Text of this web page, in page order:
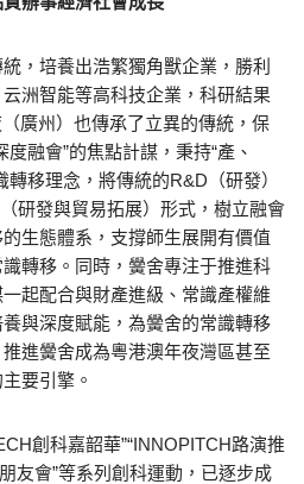
，培養出浩繁獨角獸企業，勝利
洲智能等高科技企業，科研結果
廣州）也傳承了立異的傳統，保
融會”的焦點計謀，秉持“產、
移理念，將傳統的R&D（研發）
研發與貿易拓展）形式，樹立融會
生態體系，支撐師生展開有價值
轉移。同時，黌舍專注于推進科
起配合與財產進級、常識產權維
與深度賦能，為黌舍的常識轉移
進黌舍成為粵港澳年夜灣區甚至
要引擎。
創科嘉韶華”“INNOPITCH路演推
友會”等系列創科運動，已逐步成